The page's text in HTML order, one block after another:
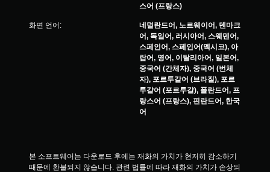
스어 (프랑스)
화면 언어:
네덜란드어, 노르웨이어, 덴마크
어, 독일어, 러시아어, 스웨덴어,
스페인어, 스페인어(멕시코), 아
랍어, 영어, 이탈리아어, 일본어,
중국어 (간체자), 중국어 (번체
자), 포르투갈어 (브라질), 포르
투갈어 (포르투갈), 폴란드어, 프
랑스어 (프랑스), 핀란드어, 한국
어
본 소프트웨어는 다운로드 후에는 재화의 가치가 현저히 감소하기
때문에 환불되지 않습니다. 관련 법률에 따라 재화의 가치가 손상되